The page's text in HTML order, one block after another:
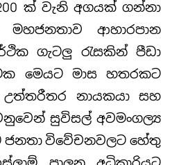
ක් වැනි අගයක් ගන්නා
ආහාරපාන
ගැටලු රැසකින් පීඩා
මෙයට මාස හතරකට
නායකයා සහ
සුවිසල් අවමංගල්‍ය
ජනතා විවේචනවලට හේතු